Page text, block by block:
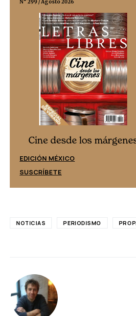
N° 299 / Agosto 2026
Cine desde los
EDICIÓN MÉXICO
SUSCRÍBETE
NOTICIAS PERIODISMO